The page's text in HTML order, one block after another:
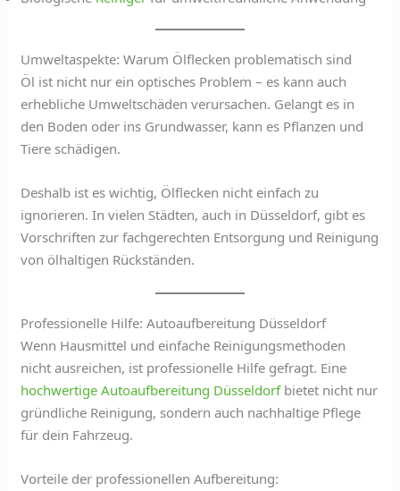
Umweltaspekte: Warum Ölflecken problematisch sind
Öl ist nicht nur ein optisches Problem – es kann auch
erhebliche Umweltschäden verursachen. Gelangt es in
den Boden oder ins Grundwasser, kann es Pflanzen und
Tiere schädigen.
Deshalb ist es wichtig, Ölflecken nicht einfach zu
ignorieren. In vielen Städten, auch in Düsseldorf, gibt es
Vorschriften zur fachgerechten Entsorgung und Reinigung
von ölhaltigen Rückständen.
Professionelle Hilfe: Autoaufbereitung Düsseldorf
Wenn Hausmittel und einfache Reinigungsmethoden
nicht ausreichen, ist professionelle Hilfe gefragt. Eine
hochwertige Autoaufbereitung Düsseldorfbietet nicht nur
gründliche Reinigung, sondern auch nachhaltige Pflege
für dein Fahrzeug.
Vorteile der professionellen Aufbereitung: